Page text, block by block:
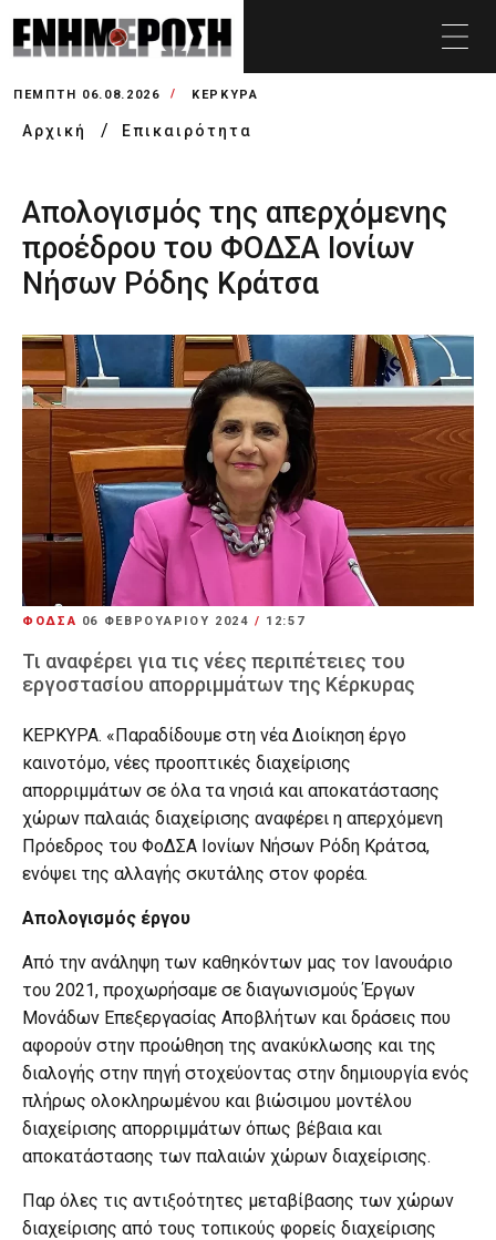
ΠΈΜΠΤΗ 06.08.2026 ΚΕΡΚΥΡΑ
Αρχική Επικαιρότητα
Απολογισμός της απερχόμενης
προέδρου του ΦΟΔΣΑ Ιονίων
Νήσων Ρόδης Κράτσα
ΦΟΔΣΑ 06 ΦΕΒΡΟΥΑΡΊΟΥ 2024 / 12:57
Τι αναφέρει για τις νέες περιπέτειες του
εργοστασίου απορριμμάτων της Κέρκυρας
ΚΕΡΚΥΡΑ. «Παραδίδουμε στη νέα Διοίκηση έργο
καινοτόμο, νέες προοπτικές διαχείρισης
απορριμμάτων σε όλα τα νησιά και αποκατάστασης
χώρων παλαιάς διαχείρισης αναφέρει η απερχόμενη
Πρόεδρος του ΦοΔΣΑ Ιονίων Νήσων Ρόδη Κράτσα,
ενόψει της αλλαγής σκυτάλης στον φορέα.
Απολογισμός έργου
Από την ανάληψη των καθηκόντων μας τον Ιανουάριο
του 2021, προχωρήσαμε σε διαγωνισμούς Έργων
Μονάδων Επεξεργασίας Αποβλήτων και δράσεις που
αφορούν στην προώθηση της ανακύκλωσης και της
διαλογής στην πηγή στοχεύοντας στην δημιουργία ενός
πλήρως ολοκληρωμένου και βιώσιμου μοντέλου
διαχείρισης απορριμμάτων όπως βέβαια και
αποκατάστασης των παλαιών χώρων διαχείρισης.
Παρ όλες τις αντιξοότητες μεταβίβασης των χώρων
διαχείρισης από τους τοπικούς φορείς διαχείρισης